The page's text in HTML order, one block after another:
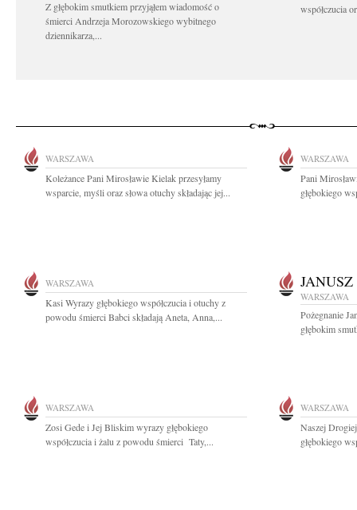
Z głębokim smutkiem przyjąłem wiadomość o
śmierci Andrzeja Morozowskiego wybitnego
dziennikarza,...
współczucia
WARSZAWA
Koleżance Pani Mirosławie Kielak przesyłamy
wsparcie, myśli oraz słowa otuchy składając jej...
WARSZAWA
Pani
głębokiego
WARSZAWA
Kasi Wyrazy głębokiego współczucia i otuchy z
powodu śmierci Babci składają Aneta, Anna,...
WARSZAWA
Pożegnanie
głębokim
WARSZAWA
Zosi Gede i Jej Bliskim wyrazy głębokiego
współczucia i żalu z powodu śmierci Taty,...
WARSZAWA
Naszej
głębokiego